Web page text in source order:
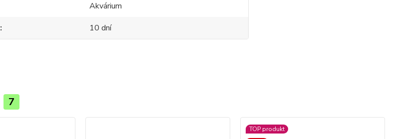
Akvárium
10 dní
7
TOP produkt